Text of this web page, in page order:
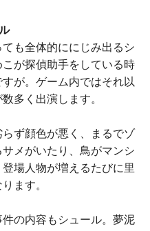
も全体的ににじみ出るシ
が探偵助手をしている時
が。ゲーム内ではそれ以
多く出演します。
ず顔色が悪く、まるでゾ
メがいたり、鳥がマンシ
場人物が増えるたびに里
ます。
の内容もシュール。夢泥